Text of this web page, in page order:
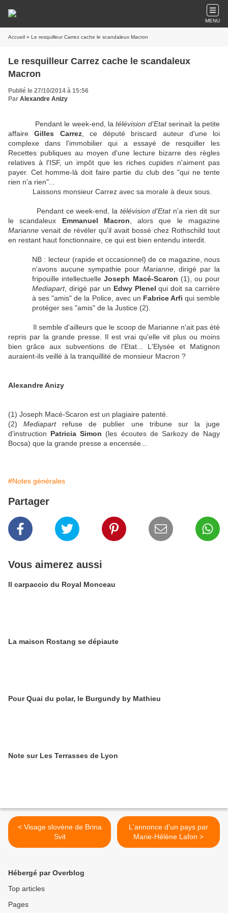
MENU
Accueil » Le resquilleur Carrez cache le scandaleux Macron
Le resquilleur Carrez cache le scandaleux
Macron
Publié le 27/10/2014 à 15:56
Par Alexandre Anizy
Pendant le week-end, latélévision d'Etatserinait la petite
affaireGilles Carrez, ce député briscard auteur d'une loi
complexe dans l'immobilier qui a essayé de resquiller les
Recettes publiques au moyen d'une lecture bizarre des règles
relatives à l'ISF, un impôt que les riches cupides n'aiment pas
payer. Cet homme-là doit faire partie du club des "qui ne tente
rien n'a rien"...
Laissons monsieur Carrez avec sa morale à deux sous.
Pendant ce week-end, la télévision d'Etatn'a rien dit sur
le scandaleux Emmanuel Macron , alors que le magazine
Marianne venait de révéler qu'il avait bossé chez Rothschild tout
en restant haut fonctionnaire, ce qui est bien entendu interdit.
NB : lecteur (rapide et occasionnel) de ce magazine, nous
n'avons aucune sympathie pour Marianne, dirigé par la
fripouille intellectuelleJoseph Macé-Scaron (1), ou pour
Mediapart, dirigé par un Edwy Plenel qui doit sa carrière
à ses "amis" de la Police, avec un Fabrice Arfi qui semble
protéger ses "amis" de la Justice (2).
Il semble d'ailleurs que le scoop de Marianne n'ait pas été
repris par la grande presse. Il est vrai qu'elle vit plus ou moins
bien grâce aux subventions de l'Etat... L'Elysée et Matignon
auraient-ils veillé à la tranquillité de monsieur Macron ?
Alexandre Anizy
(1) Joseph Macé-Scaron est un plagiaire patenté.
(2)Mediapartrefuse de publier une tribune sur la juge
d'instruction Patricia Simon (les écoutes de Sarkozy de Nagy
Bocsa) que la grande presse a encensée...
#Notes générales
Partager
Vous aimerez aussi
Il carpaccio du Royal Monceau
La maison Rostang se dépiaute
Pour Quai du polar, le Burgundy by Mathieu
Note sur Les Terrasses de Lyon
< Visage slovène de Brina
Svit
L'annonce d'un pays par
Marie-Hélène Lafon >
Hébergé par Overblog
Top articles
Pages